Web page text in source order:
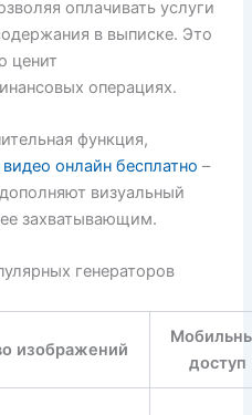
оплачивать услуги
в выписке. Это
ценит
операциях.
функция,
онлайн бесплатно –
визуальный
захватывающим.
генераторов
изображений
доступ